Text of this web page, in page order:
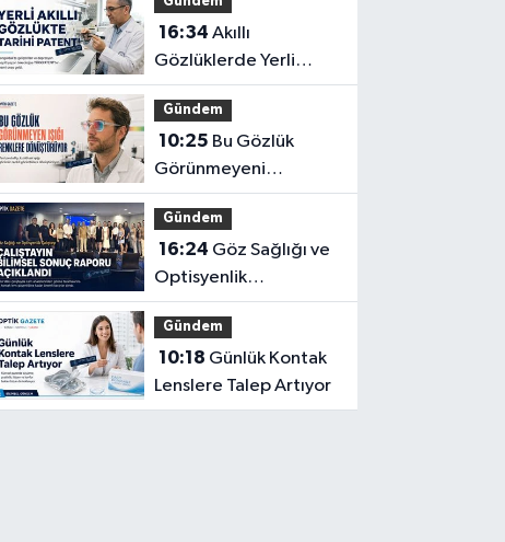
16:34 Akıllı
Gözlüklerde Yerli
İnovasyon: Depresyon
Teşhis Eden Gözlüğe
Türkpatent Onayı
Gündem
10:25
Görünmeyeni
Görüntüye
Dönüştürüyor
Gündem
16:24
Optisyenlik
Çalıştayı’nın Bilimsel
Sonuç Raporu
Açıklandı
Gündem
10:18
Lenslere Talep Artıyor